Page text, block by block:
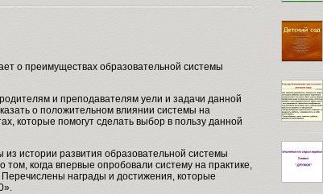
о преимуществах образовательной системы
и преподавателям уели и задачи данной
о положительном влиянии системы на
которые помогут сделать выбор в пользу данной
истории развития образовательной системы
когда впервые опробовали систему на практике,
Перечислены награды и достижения, которые